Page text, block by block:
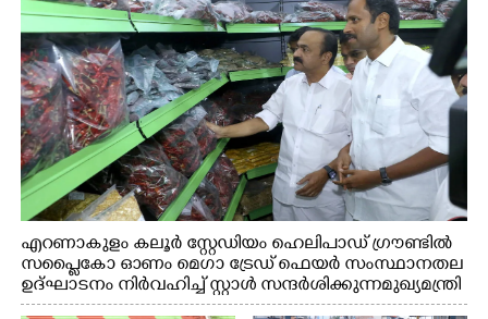
എറണാകുളം കലൂർ സ്റ്റേഡിയം ഹെലിപാഡ് ഗ്രൗണ്ടിൽ
സപ്ളൈകോ ഓണം മെഗാ ട്രേഡ് ഫെയർ സംസ്ഥാനതല
ഉദ്ഘാടനം നിർവഹിച്ച് സ്റ്റാൾ സന്ദർശിക്കുന്ന മുഖ്യമന്ത്രി
വി.ഡി. സതീശൻ. മന്ത്രി അനൂപ് ജേക്കബ് സമീപം